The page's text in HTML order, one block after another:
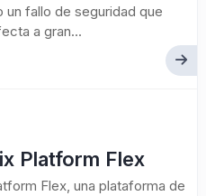
un fallo de seguridad que
a gran...
Platform Flex
Flex, una plataforma de